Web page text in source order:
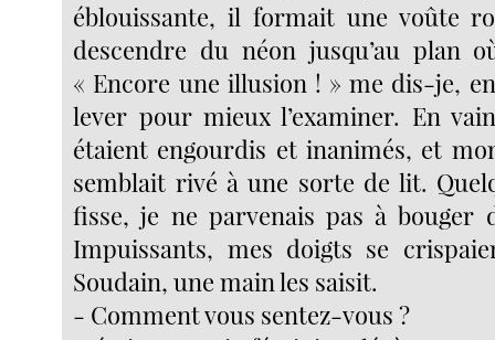
éblouissante, il formait une voûte
descendre du néon jusqu’au plan
« Encore une illusion ! » me dis-je,
lever pour mieux l’examiner. En
étaient engourdis et inanimés, et
semblait rivé à une sorte de lit.
fisse, je ne parvenais pas à bouger
Impuissants, mes doigts se
Soudain, une main les saisit.
- Comment vous sentez-vous ?